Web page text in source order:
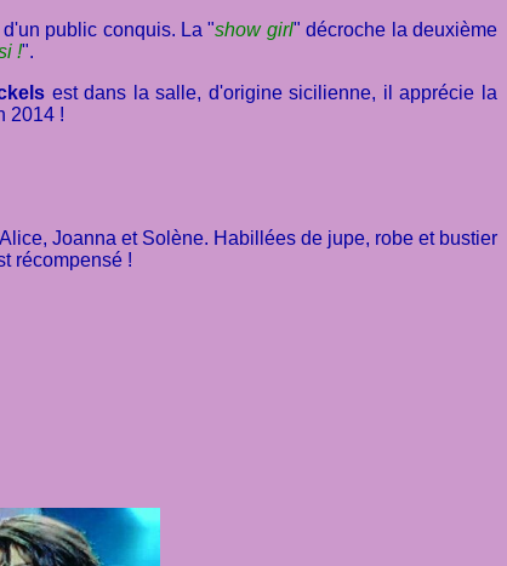
public conquis. La "show girl" décroche la deuxième
!".
est dans la salle, d'origine sicilienne, il apprécie la
2014 !
Joanna et Solène. Habillées de jupe, robe et bustier
récompensé !